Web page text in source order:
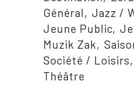
Général
Jazz /
Jeune Public
Muzik Zak
Société / Loisirs
Théâtre